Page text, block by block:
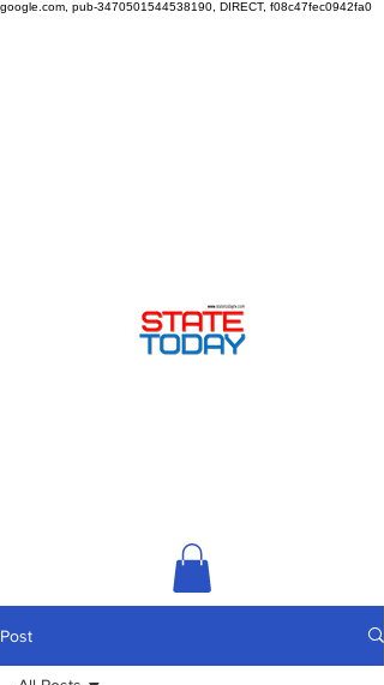
google.com, pub-3470501544538190, DIRECT, f08c47fec0942fa0
Post